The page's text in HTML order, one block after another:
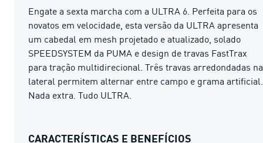
Engate a sexta marcha com a ULTRA 6. Perfeita para os
novatos em velocidade, esta versão da ULTRA apresenta
um cabedal em mesh projetado e atualizado, solado
SPEEDSYSTEM da PUMA e design de travas FastTrax
para tração multidirecional. Três travas arredondadas na
lateral permitem alternar entre campo e grama artificial.
Nada extra. Tudo ULTRA.
CARACTERÍSTICAS E BENEFÍCIOS